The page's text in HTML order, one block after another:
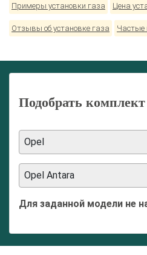
Примеры установки газа Цена
Отзывы об установке газа Частые
Подобрать комплект
Opel
Opel Antara
Для заданной модели не